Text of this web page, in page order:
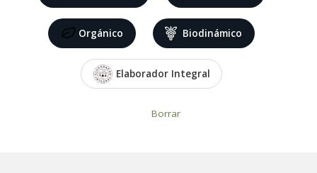
Orgánico Biodinámico
Elaborador Integral
Borrar